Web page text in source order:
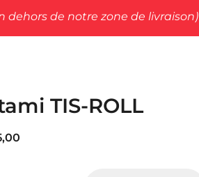
dehors de notre zone de livraison)
TIS-ROLL